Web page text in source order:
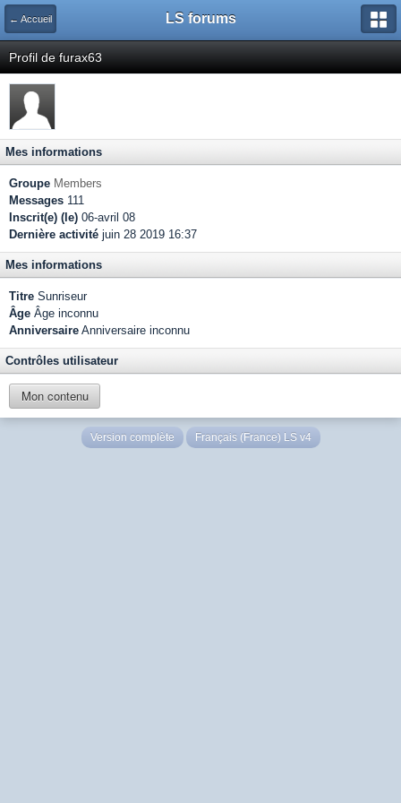
← Accueil LS forums
Profil de furax63
Mes informations
Groupe Members
Messages 111
Inscrit(e) (le) 06-avril 08
Dernière activité juin 28 2019 16:37
Mes informations
Titre Sunriseur
Âge Âge inconnu
Anniversaire Anniversaire inconnu
Contrôles utilisateur
Mon contenu
Version complète Français (France) LS v4